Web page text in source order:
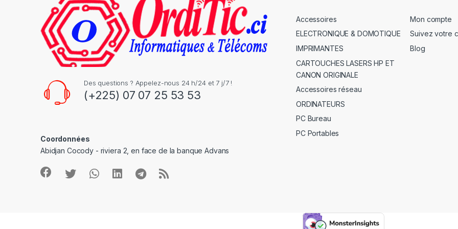
Des questions ? Appelez-nous 24 h/24 et 7 j/7 !
(+225) 07 07 25 53 53
Coordonnées
Abidjan Cocody - riviera 2, en face de la banque Advans
Accessoires
ELECTRONIQUE & DOMOTIQUE
IMPRIMANTES
CARTOUCHES LASERS HP ET
CANON ORIGINALE
Accessoires réseau
ORDINATEURS
PC Bureau
PC Portables
Mon compte
Suivez votre
Blog